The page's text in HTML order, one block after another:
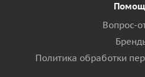
Вопрос-
Политика обработки